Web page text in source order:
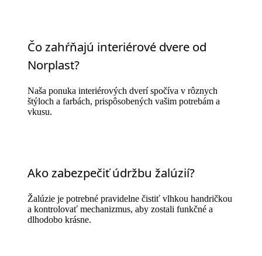
Čo zahŕňajú interiérové dvere od
Norplast?
Naša ponuka interiérových dverí spočíva v rôznych
štýloch a farbách, prispôsobených vašim potrebám a
vkusu.
Ako zabezpečiť údržbu žalúzií?
Žalúzie je potrebné pravidelne čistiť vlhkou handričkou
a kontrolovať mechanizmus, aby zostali funkčné a
dlhodobo krásne.